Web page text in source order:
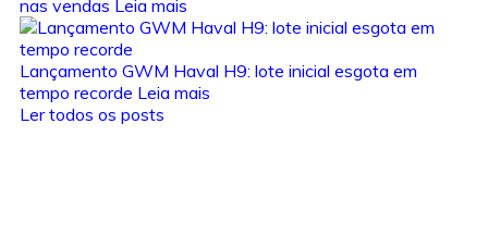
nas vendas Leia mais
Lançamento GWM Haval H9: lote inicial esgota em
tempo recorde Leia mais
Ler todos os posts